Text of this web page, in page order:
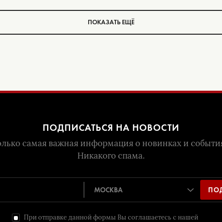
ПОКАЗАТЬ ЕЩЁ
ПОДПИСАТЬСЯ НА НОВОСТИ
самая важная информация о новинках и
Никакого спама.
При отправке данной формы Вы соглашаетесь с нашей